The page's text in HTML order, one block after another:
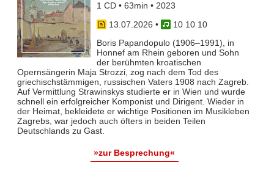
1 CD • 63min • 2023
13.07.2026 •
10 10 10
Boris Papandopulo (1906–1991), in
Honnef am Rhein geboren und Sohn
der berühmten kroatischen
Opernsängerin Maja Strozzi, zog nach dem Tod des
griechischstämmigen, russischen Vaters 1908 nach Zagreb.
Auf Vermittlung Strawinskys studierte er in Wien und wurde
schnell ein erfolgreicher Komponist und Dirigent. Wieder in
der Heimat, bekleidete er wichtige Positionen im Musikleben
Zagrebs, war jedoch auch öfters in beiden Teilen
Deutschlands zu Gast.
»zur Besprechung«